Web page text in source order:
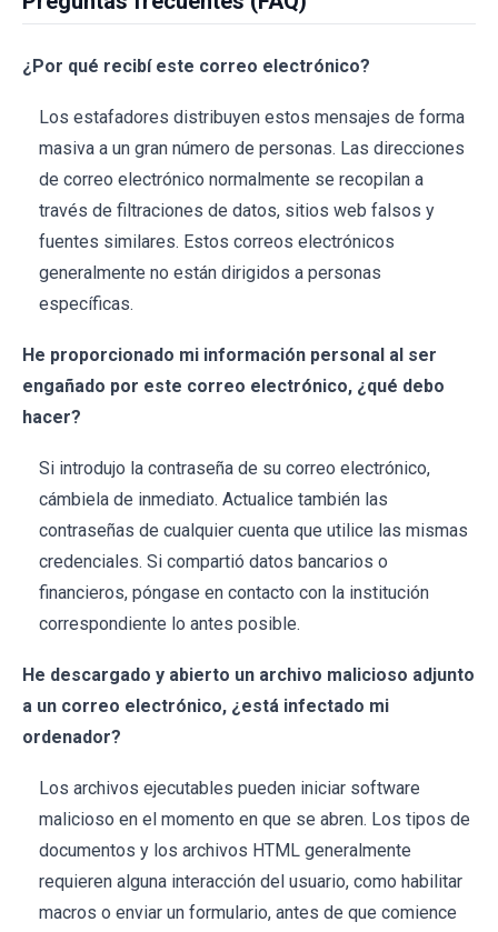
¿Por qué recibí este correo electrónico?
Los estafadores distribuyen estos mensajes de forma
masiva a un gran número de personas. Las direcciones
de correo electrónico normalmente se recopilan a
través de filtraciones de datos, sitios web falsos y
fuentes similares. Estos correos electrónicos
generalmente no están dirigidos a personas
específicas.
He proporcionado mi información personal al ser
engañado por este correo electrónico, ¿qué debo
hacer?
Si introdujo la contraseña de su correo electrónico,
cámbiela de inmediato. Actualice también las
contraseñas de cualquier cuenta que utilice las mismas
credenciales. Si compartió datos bancarios o
financieros, póngase en contacto con la institución
correspondiente lo antes posible.
He descargado y abierto un archivo malicioso adjunto
a un correo electrónico, ¿está infectado mi
ordenador?
Los archivos ejecutables pueden iniciar software
malicioso en el momento en que se abren. Los tipos de
documentos y los archivos HTML generalmente
requieren alguna interacción del usuario, como habilitar
macros o enviar un formulario, antes de que comience